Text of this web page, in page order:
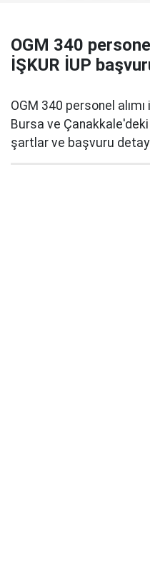
OGM 340
İŞKUR İUP
OGM 340 personel alımı
Bursa ve Çanakkale'deki
şartlar ve başvuru